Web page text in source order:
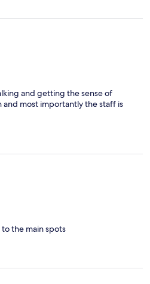
and getting the sense of
and most importantly the staff is
the main spots